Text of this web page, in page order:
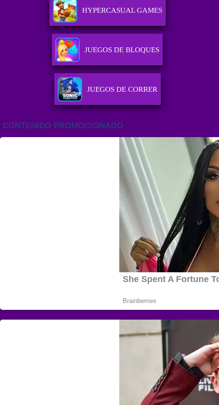
HYPERCASUAL GAMES
JUEGOS DE BLOQUES
JUEGOS DE CORRER